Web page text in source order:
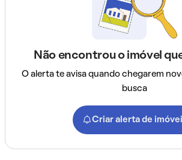
Não encontrou o imóvel
O alerta te avisa quando chegarem
busca
Criar alerta de